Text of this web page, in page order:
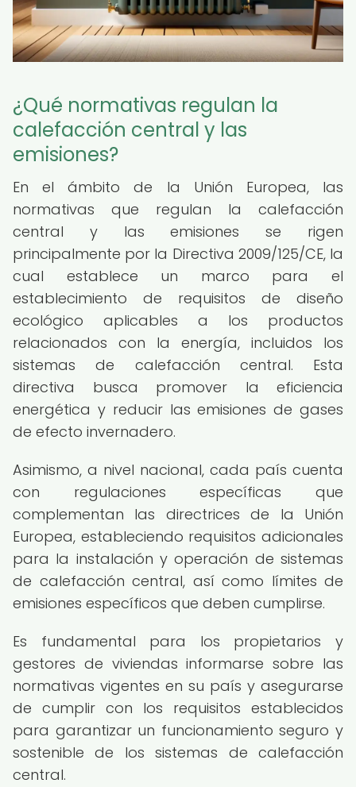
¿Qué normativas regulan la
calefacción central y las
emisiones?
En el ámbito de la Unión Europea, las
normativas que regulan la calefacción
central y las emisiones se rigen
principalmente por la Directiva 2009/125/CE, la
cual establece un marco para el
establecimiento de requisitos de diseño
ecológico aplicables a los productos
relacionados con la energía, incluidos los
sistemas de calefacción central. Esta
directiva busca promover la eficiencia
energética y reducir las emisiones de gases
de efecto invernadero.
Asimismo, a nivel nacional, cada país cuenta
con regulaciones específicas que
complementan las directrices de la Unión
Europea, estableciendo requisitos adicionales
para la instalación y operación de sistemas
de calefacción central, así como límites de
emisiones específicos que deben cumplirse.
Es fundamental para los propietarios y
gestores de viviendas informarse sobre las
normativas vigentes en su país y asegurarse
de cumplir con los requisitos establecidos
para garantizar un funcionamiento seguro y
sostenible de los sistemas de calefacción
central.